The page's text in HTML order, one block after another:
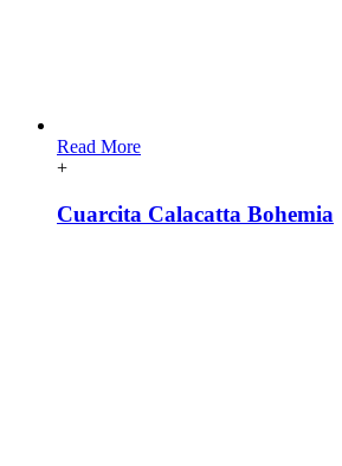
Read More
+
Cuarcita Calacatta Bohemia